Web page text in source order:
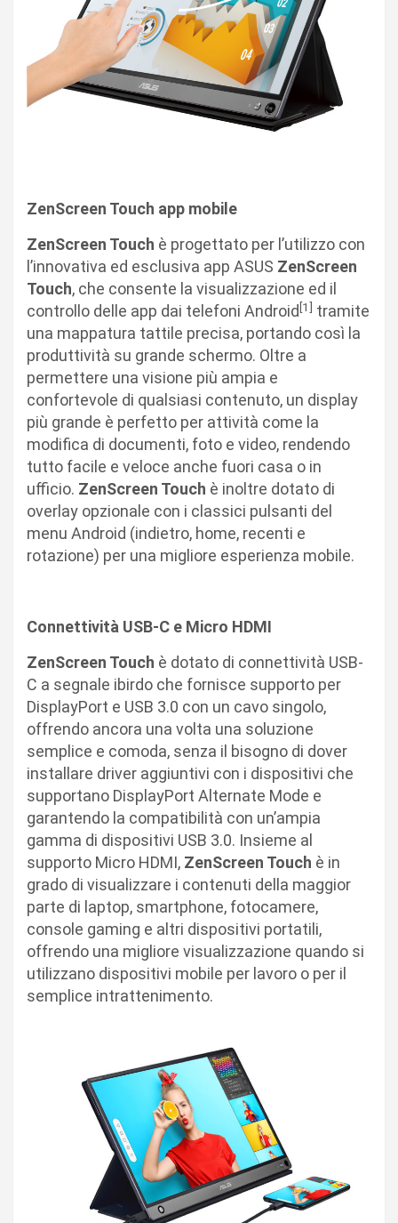
ZenScreen Touch app mobile
ZenScreen Touch è progettato per l’utilizzo con
l’innovativa ed esclusiva app ASUS ZenScreen
Touch, che consente la visualizzazione ed il
controllo delle app dai telefoni Android [1] tramite
una mappatura tattile precisa, portando così la
produttività su grande schermo. Oltre a
permettere una visione più ampia e
confortevole di qualsiasi contenuto, un display
più grande è perfetto per attività come la
modifica di documenti, foto e video, rendendo
tutto facile e veloce anche fuori casa o in
ufficio. ZenScreen Touch è inoltre dotato di
overlay opzionale con i classici pulsanti del
menu Android (indietro, home, recenti e
rotazione) per una migliore esperienza mobile.
Connettività USB-C e Micro HDMI
ZenScreen Touch è dotato di connettività USB-
C a segnale ibirdo che fornisce supporto per
DisplayPort e USB 3.0 con un cavo singolo,
offrendo ancora una volta una soluzione
semplice e comoda, senza il bisogno di dover
installare driver aggiuntivi con i dispositivi che
supportano DisplayPort Alternate Mode e
garantendo la compatibilità con un’ampia
gamma di dispositivi USB 3.0. Insieme al
supporto Micro HDMI, ZenScreen Touch è in
grado di visualizzare i contenuti della maggior
parte di laptop, smartphone, fotocamere,
console gaming e altri dispositivi portatili,
offrendo una migliore visualizzazione quando si
utilizzano dispositivi mobile per lavoro o per il
semplice intrattenimento.